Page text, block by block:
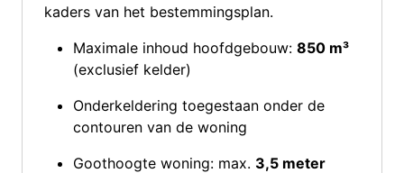
kaders van het bestemmingsplan.
Maximale inhoud hoofdgebouw: 850 m³
(exclusief kelder)
Onderkeldering toegestaan onder de
contouren van de woning
Goothoogte woning: max. 3,5 meter